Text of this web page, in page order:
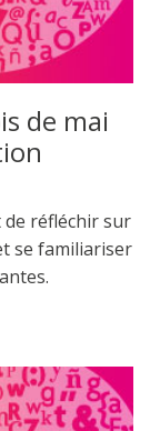
de mai
réfléchir sur
se familiariser